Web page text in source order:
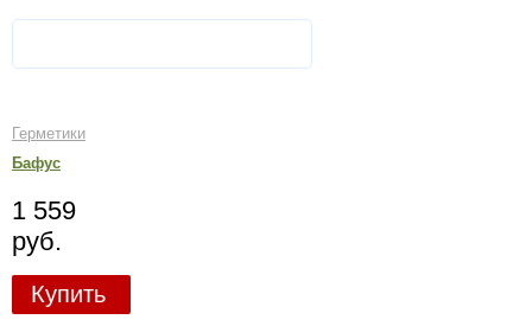
Герметики
Бафус
1 559
руб.
Купить